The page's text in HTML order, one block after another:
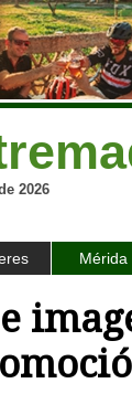
2026
Mérida